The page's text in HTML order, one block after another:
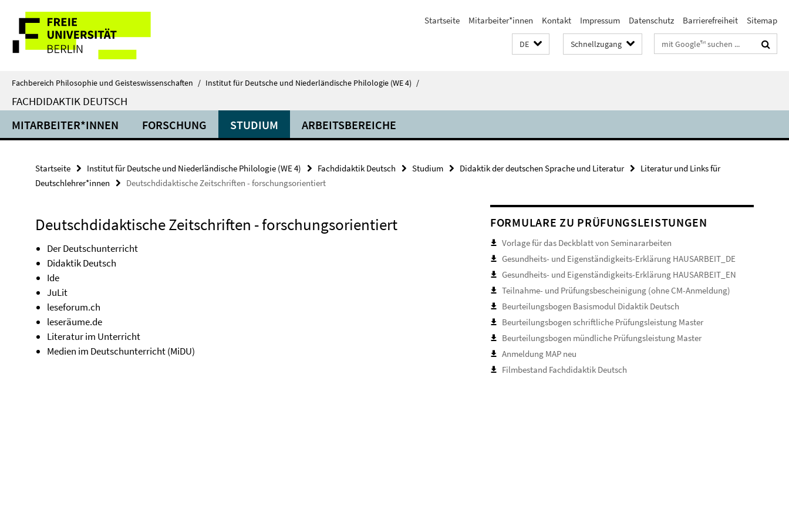
direkt
Inhalt
Service-
Navigation
Startseite Mitarbeiter*innen Kontakt Impressum Datenschutz Barrierefreiheit Sitemap
DE Schnellzugang Suchbegriffe
Fachbereich Philosophie und Geisteswissenschaften / Institut für Deutsche und Niederländische Philologie (WE 4) /
FACHDIDAKTIK DEUTSCH
MITARBEITER*INNEN FORSCHUNG STUDIUM ARBEITSBEREICHE
Startseite Institut für Deutsche und Niederländische Philologie (WE 4) Fachdidaktik Deutsch Studium Didaktik der deutschen Sprache und Literatur
Literatur und Links für
Deutschlehrer*innen
Deutschdidaktische Zeitschriften - forschungsorientiert
Deutschdidaktische Zeitschriften - forschungsorientiert
Der Deutschunterricht
Didaktik Deutsch
Ide
JuLit
leseforum.ch
leseräume.de
Literatur im Unterricht
Medien im Deutschunterricht (MiDU)
FORMULARE ZU PRÜFUNGSLEISTUNGEN
Vorlage für das Deckblatt von Seminararbeiten
Gesundheits- und Eigenständigkeits-Erklärung HAUSARBEIT_DE
Gesundheits- und Eigenständigkeits-Erklärung HAUSARBEIT_EN
Teilnahme- und Prüfungsbescheinigung (ohne CM-Anmeldung)
Beurteilungsbogen Basismodul Didaktik Deutsch
Beurteilungsbogen schriftliche Prüfungsleistung Master
Beurteilungsbogen mündliche Prüfungsleistung Master
Anmeldung MAP neu
Filmbestand Fachdidaktik Deutsch